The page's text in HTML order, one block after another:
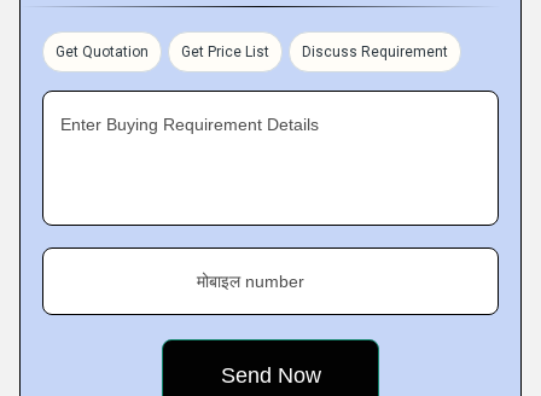
Files (India) Limited (An associate of Raymond Limited)
for serving the most innovatively designed Cutting Tools,
Power Tool Machines, Machines Spares and Accessories.
Get Quotation Get Price List Discuss Requirement
Enter Buying Requirement Details
मोबाइल number